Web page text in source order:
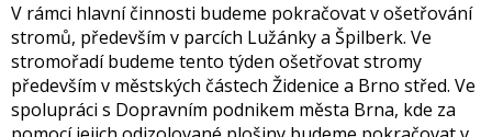
V rámci hlavní činnosti budeme pokračovat v ošetřování
stromů, především v parcích Lužánky a Špilberk. Ve
stromořadí budeme tento týden ošetřovat stromy
především v městských částech Židenice a Brno střed. Ve
spolupráci s Dopravním podnikem města Brna, kde za